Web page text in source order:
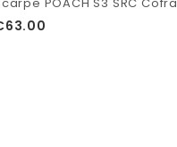
63.00